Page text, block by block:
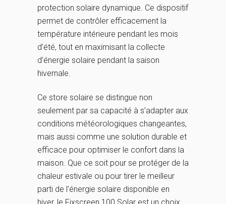
protection solaire dynamique. Ce dispositif
permet de contrôler efficacement la
température intérieure pendant les mois
d’été, tout en maximisant la collecte
d’énergie solaire pendant la saison
hivernale.
Ce store solaire se distingue non
seulement par sa capacité à s’adapter aux
conditions météorologiques changeantes,
mais aussi comme une solution durable et
efficace pour optimiser le confort dans la
maison. Que ce soit pour se protéger de la
chaleur estivale ou pour tirer le meilleur
parti de l’énergie solaire disponible en